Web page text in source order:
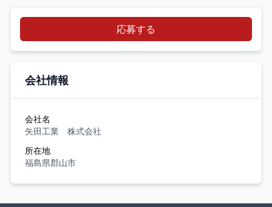
応募する
会社情報
会社名
矢田工業 株式会社
所在地
福島県郡山市